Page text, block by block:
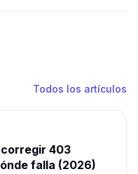
Todos los artículos
corregir 403
falla (2026)